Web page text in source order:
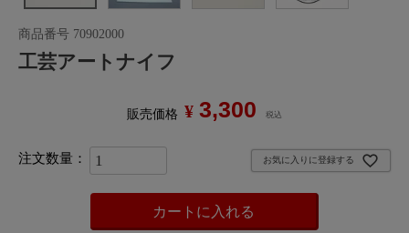
商品番号 70902000
工芸アートナイフ
販売価格 ¥ 3,300 税込
お気に入りに登録する
カートに入れる